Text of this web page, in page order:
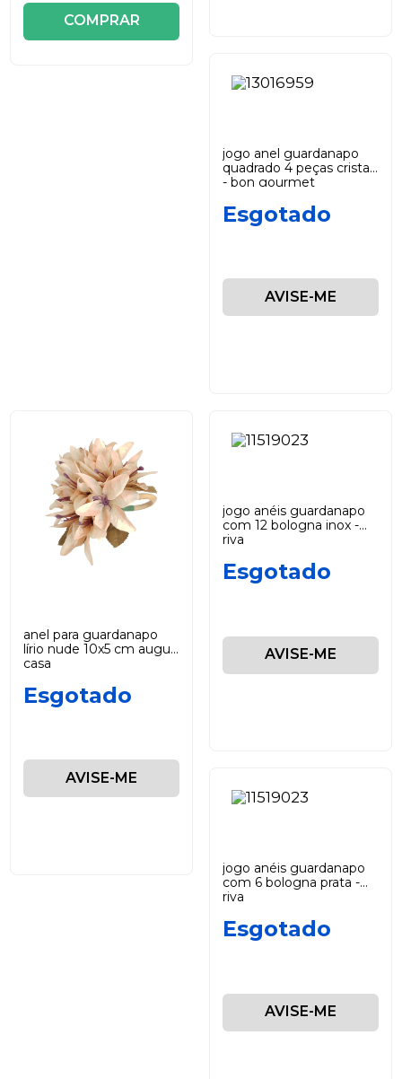
COMPRAR
jogo anel guardanapo
quadrado 4 peças cristal
- bon gourmet
Esgotado
AVISE-ME
anel para guardanapo
lírio nude 10x5 cm auguri
casa
Esgotado
AVISE-ME
jogo anéis guardanapo
com 12 bologna inox -
riva
Esgotado
AVISE-ME
jogo anéis guardanapo
com 6 bologna prata -
riva
Esgotado
AVISE-ME